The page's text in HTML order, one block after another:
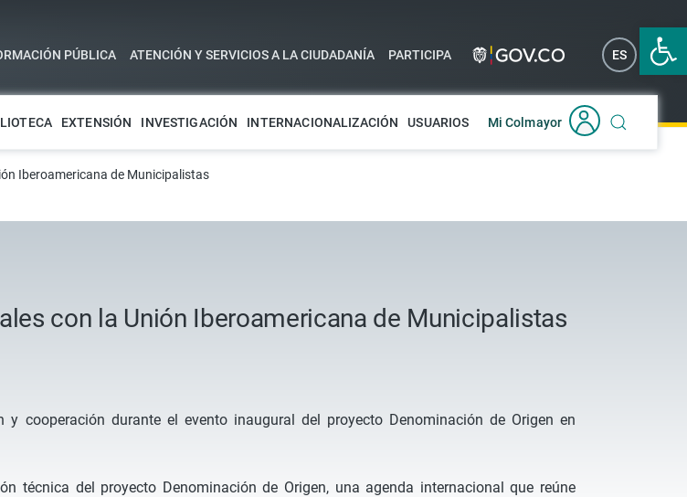
Abrir
PÚBLICA ATENCIÓN Y SERVICIOS A LA CIUDADANÍA PARTICIPA ES EN
EXTENSIÓN INVESTIGACIÓN INTERNACIONALIZACIÓN USUARIOS Mi Colmayor
Iberoamericana de Municipalistas
con la Unión Iberoamericana de Municipalistas
cooperación durante el evento inaugural del proyecto Denominación de Origen en
técnica del proyecto Denominación de Origen, una agenda internacional que reúne